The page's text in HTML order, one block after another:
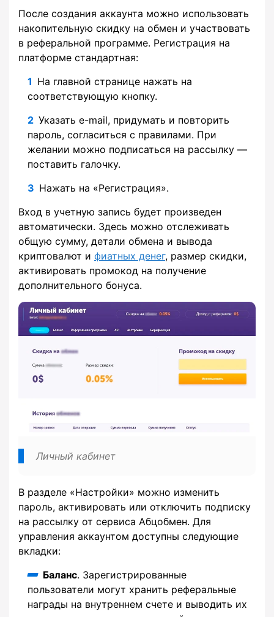
После создания аккаунта можно использовать
накопительную скидку на обмен и участвовать
в реферальной программе. Регистрация на
платформе стандартная:
На главной странице нажать на
соответствующую кнопку.
Указать e-mail, придумать и повторить
пароль, согласиться с правилами. При
желании можно подписаться на рассылку —
поставить галочку.
Нажать на «Регистрация».
Вход в учетную запись будет произведен
автоматически. Здесь можно отслеживать
общую сумму, детали обмена и вывода
криптовалют и фиатных денег, размер скидки,
активировать промокод на получение
дополнительного бонуса.
Личный кабинет
В разделе «Настройки» можно изменить
пароль, активировать или отключить подписку
на рассылку от сервиса Абцобмен. Для
управления аккаунтом доступны следующие
вкладки:
Баланс. Зарегистрированные
пользователи могут хранить реферальные
награды на внутреннем счете и выводить их